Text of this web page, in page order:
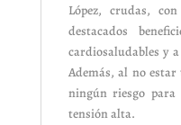
López, crudas,
destacados
cardiosaludables y
Además, al no
ningún riesgo para
tensión alta.